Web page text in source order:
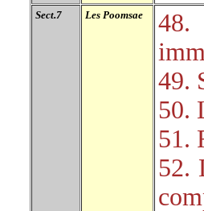
Sect.7 Les Poomsae
48.
49.
50.
51.
52.